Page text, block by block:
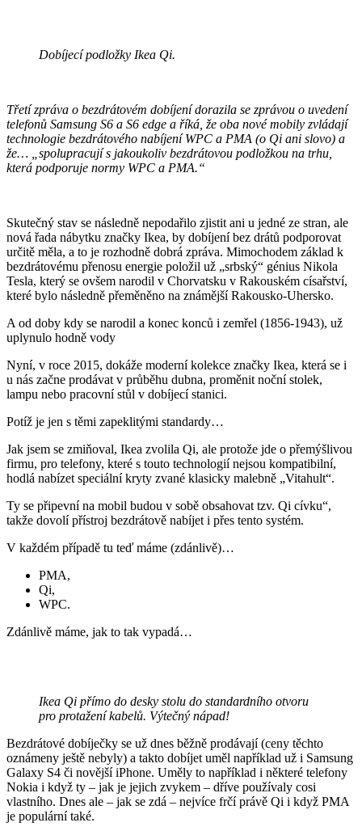
Dobíjecí podložky Ikea Qi.
Třetí zpráva o bezdrátovém dobíjení dorazila se zprávou o uvedení
telefonů Samsung S6 a S6 edge a říká, že oba nové mobily zvládají
technologie bezdrátového nabíjení WPC a PMA (o Qi ani slovo) a
že… „spolupracují s jakoukoliv bezdrátovou podložkou na trhu,
která podporuje normy WPC a PMA.“
Skutečný stav se následně nepodařilo zjistit ani u jedné ze stran, ale
nová řada nábytku značky Ikea, by dobíjení bez drátů podporovat
určitě měla, a to je rozhodně dobrá zpráva. Mimochodem základ k
bezdrátovému přenosu energie položil už „srbský“ génius Nikola
Tesla, který se ovšem narodil v Chorvatsku v Rakouském císařství,
které bylo následně přeměněno na známější Rakousko-Uhersko.
A od doby kdy se narodil a konec konců i zemřel (1856-1943), už
uplynulo hodně vody
Nyní, v roce 2015, dokáže moderní kolekce značky Ikea, která se i
u nás začne prodávat v průběhu dubna, proměnit noční stolek,
lampu nebo pracovní stůl v dobíjecí stanici.
Potíž je jen s těmi zapeklitými standardy…
Jak jsem se zmiňoval, Ikea zvolila Qi, ale protože jde o přemýšlivou
firmu, pro telefony, které s touto technologií nejsou kompatibilní,
hodlá nabízet speciální kryty zvané klasicky malebně „Vitahult“.
Ty se připevní na mobil budou v sobě obsahovat tzv. Qi cívku“,
takže dovolí přístroj bezdrátově nabíjet i přes tento systém.
V každém případě tu teď máme (zdánlivě)…
PMA,
Qi,
WPC.
Zdánlivě máme, jak to tak vypadá…
Ikea Qi přímo do desky stolu do standardního otvoru
pro protažení kabelů. Výtečný nápad!
Bezdrátové dobíječky se už dnes běžně prodávají (ceny těchto
oznámeny ještě nebyly) a takto dobíjet uměl například už i Samsung
Galaxy S4 či novější iPhone. Uměly to například i některé telefony
Nokia i když ty – jak je jejich zvykem – dříve používaly cosi
vlastního. Dnes ale – jak se zdá – nejvíce frčí právě Qi i když PMA
je populární také.